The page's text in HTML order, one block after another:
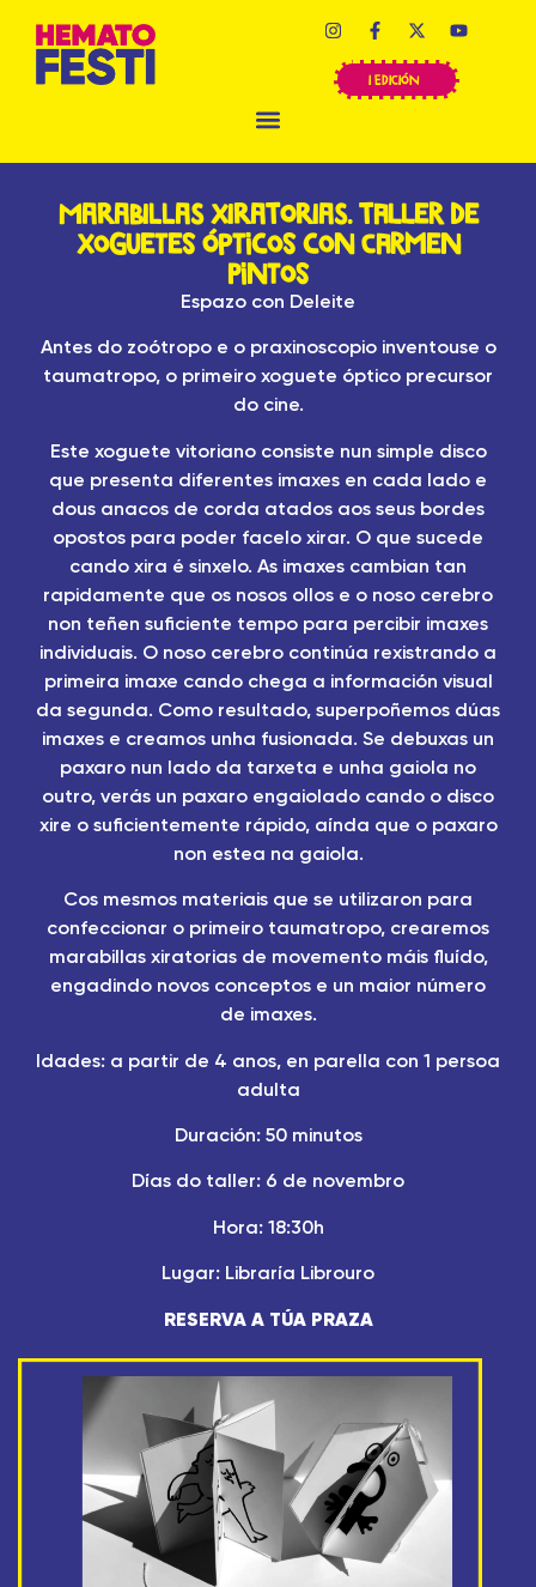
I EDICIÓN
MARABILLAS XIRATORIAS. Taller de
Xoguetes Ópticos con Carmen
Pintos
Espazo con Deleite
Antes do zoótropo e o praxinoscopio inventouse o
taumatropo, o primeiro xoguete óptico precursor
do cine.
Este xoguete vitoriano consiste nun simple disco
que presenta diferentes imaxes en cada lado e
dous anacos de corda atados aos seus bordes
opostos para poder facelo xirar. O que sucede
cando xira é sinxelo. As imaxes cambian tan
rapidamente que os nosos ollos e o noso cerebro
non teñen suficiente tempo para percibir imaxes
individuais. O noso cerebro continúa rexistrando a
primeira imaxe cando chega a información visual
da segunda. Como resultado, superpoñemos dúas
imaxes e creamos unha fusionada. Se debuxas un
paxaro nun lado da tarxeta e unha gaiola no
outro, verás un paxaro engaiolado cando o disco
xire o suficientemente rápido, aínda que o paxaro
non estea na gaiola.
Cos mesmos materiais que se utilizaron para
confeccionar o primeiro taumatropo, crearemos
marabillas xiratorias de movemento máis fluído,
engadindo novos conceptos e un maior número
de imaxes.
Idades: a partir de 4 anos, en parella con 1 persoa
adulta
Duración: 50 minutos
Días do taller: 6 de novembro
Hora: 18:30h
Lugar: Libraría Librouro
RESERVA A TÚA PRAZA